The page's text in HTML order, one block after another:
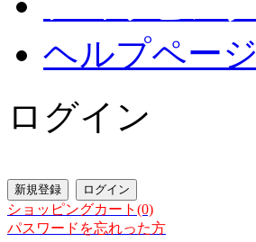
ヘルプページ
ログイン
ショッピングカート(0)
パスワードを忘れった方